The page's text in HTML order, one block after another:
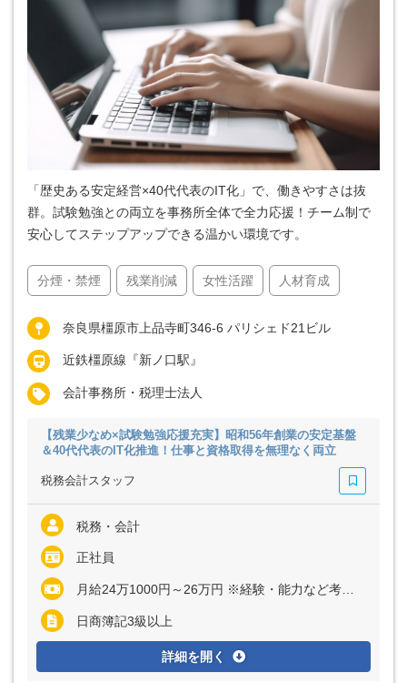
「歴史ある安定経営×40代代表のIT化」で、働きやすさは抜
群。試験勉強との両立を事務所全体で全力応援！チーム制で
安心してステップアップできる温かい環境です。
分煙・禁煙 残業削減 女性活躍 人材育成
奈良県橿原市上品寺町346-6 パリシェド21ビル
近鉄橿原線『新ノ口駅』
会計事務所・税理士法人
【残業少なめ×試験勉強応援充実】昭和56年創業の安定基盤
＆40代代表のIT化推進！仕事と資格取得を無理なく両立
税務会計スタッフ
税務・会計
正社員
月給24万1000円～26万円 ※経験・能力など考慮の上、決定いたします ※上記に固定残業代（月10～12時間分＝1万8000円～2万1000円）を含む ※超過分は別途全額支給
日商簿記3級以上
詳細を開く